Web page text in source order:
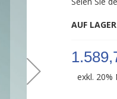
AUF LAGER
exkl. 20%